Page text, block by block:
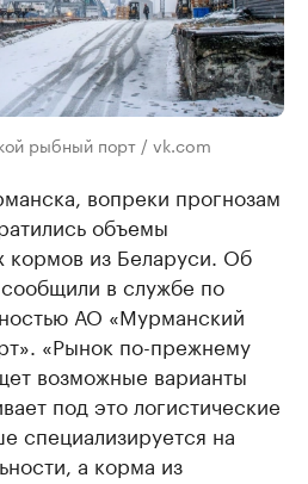
рыбный порт / vk.com
вопреки прогнозам
объемы
кормов из Беларуси. Об
в службе по
АО «Мурманский
«Рынок по-прежнему
возможные варианты
под это логистические
специализируется на
а корма из